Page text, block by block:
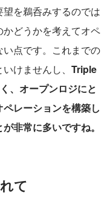
を鵜呑みするのでは
どうかを考えてオペ
点です。これまでの
けませんし、 Triple
、オープンロジにと
レーションを構築し
非常に多いですね。
て